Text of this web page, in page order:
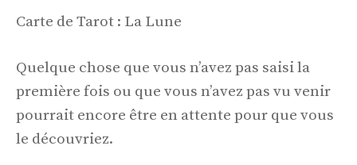
Carte de Tarot : La Lune
Quelque chose que vous n’avez pas saisi la
première fois ou que vous n’avez pas vu venir
pourrait encore être en attente pour que vous
le découvriez.